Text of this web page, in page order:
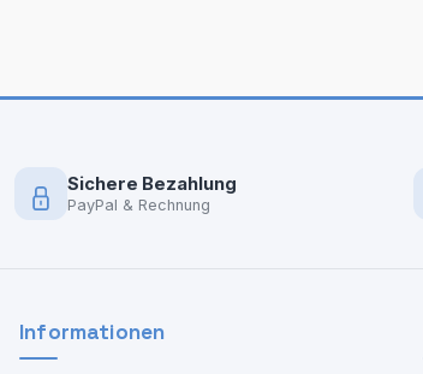
Sichere Bezahlung
PayPal & Rechnung
Informationen